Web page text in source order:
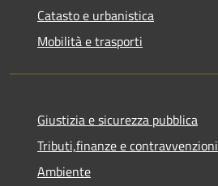
Catasto e urbanistica
Mobilità e trasporti
Giustizia e sicurezza pubblica
Tributi,finanze e contravvenzioni
Ambiente